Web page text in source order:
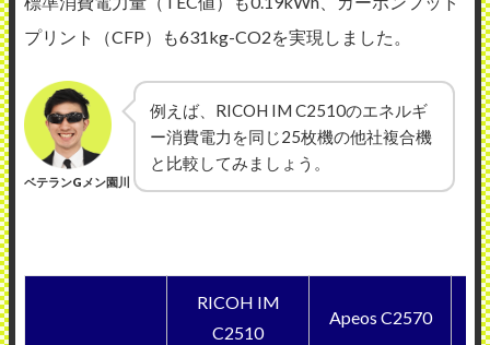
プリント（CFP）も631kg-CO2を実現しました。
ベテランGメン園川
例えば、RICOH IM C2510のエネルギ
ー消費電力を同じ25枚機の他社複合機
と比較してみましょう。
RICOH IM
C2510
Apeos C2570